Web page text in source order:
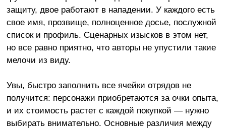
защиту, двое работают в нападении. У каждого есть
свое имя, прозвище, полноценное досье, послужной
список и профиль. Сценарных изысков в этом нет,
но все равно приятно, что авторы не упустили такие
мелочи из виду.
Увы, быстро заполнить все ячейки отрядов не
получится: персонажи приобретаются за очки опыта,
и их стоимость растет с каждой покупкой — нужно
выбирать внимательно. Основные различия между